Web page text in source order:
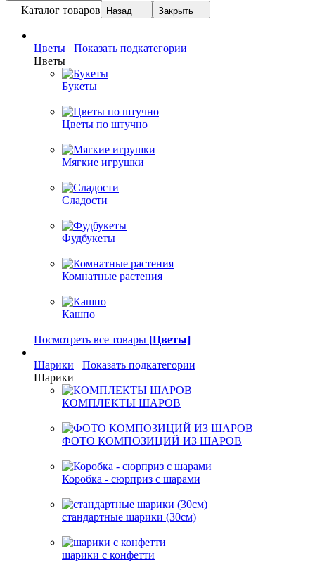
Каталог товаров Назад Закрыть
Цветы
Показать подкатегории
Цветы
Букеты
Цветы по штучно
Мягкие игрушки
Сладости
Фудбукеты
Комнатные растения
Кашпо
Посмотреть все товары [Цветы]
Шарики
Показать подкатегории
Шарики
КОМПЛЕКТЫ ШАРОВ
ФОТО КОМПОЗИЦИЙ ИЗ ШАРОВ
Коробка - сюрприз с шарами
стандартные шарики (30см)
шарики с конфетти